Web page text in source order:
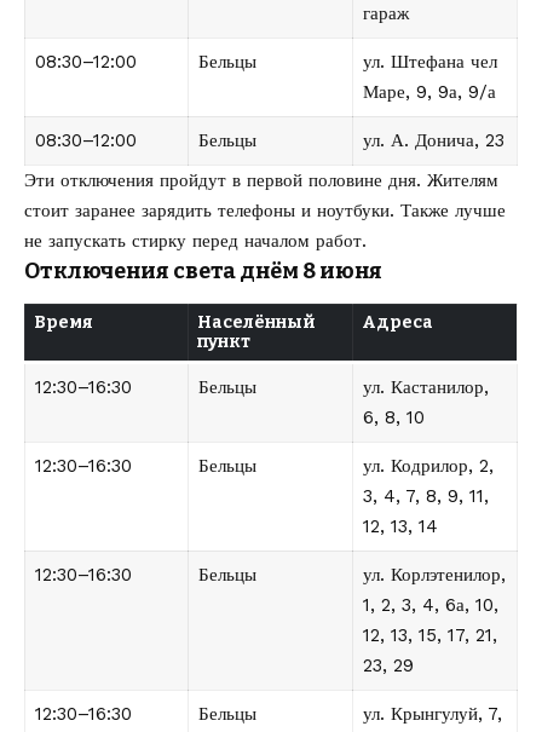
гараж
08:30–12:00 Бельцы
ул. Штефана чел
Маре, 9, 9а, 9/а
08:30–12:00 Бельцы
ул. А. Донича, 23
Эти отключения пройдут в первой половине дня. Жителям
стоит заранее зарядить телефоны и ноутбуки. Также лучше
не запускать стирку перед началом работ.
Отключения света днём 8 июня
Время
Населённый
пункт
Адреса
12:30–16:30 Бельцы
ул. Кастанилор,
6, 8, 10
12:30–16:30 Бельцы
ул. Кодрилор, 2,
3, 4, 7, 8, 9, 11,
12, 13, 14
12:30–16:30 Бельцы
ул. Корлэтенилор,
1, 2, 3, 4, 6а, 10,
12, 13, 15, 17, 21,
23, 29
12:30–16:30 Бельцы
ул. Крынгулуй, 7,